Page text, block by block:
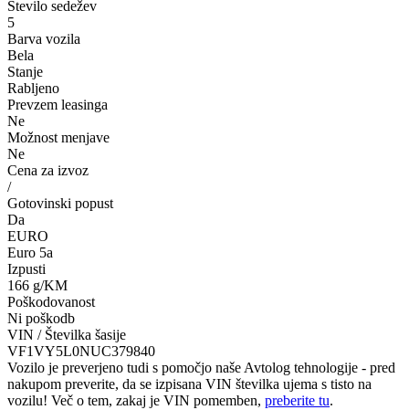
Število sedežev
5
Barva vozila
Bela
Stanje
Rabljeno
Prevzem leasinga
Ne
Možnost menjave
Ne
Cena za izvoz
/
Gotovinski popust
Da
EURO
Euro 5a
Izpusti
166 g/KM
Poškodovanost
Ni poškodb
VIN / Številka šasije
VF1VY5L0NUC379840
Vozilo je preverjeno tudi s pomočjo naše Avtolog tehnologije - pred
nakupom preverite, da se izpisana VIN številka ujema s tisto na
vozilu! Več o tem, zakaj je VIN pomemben, preberite tu.